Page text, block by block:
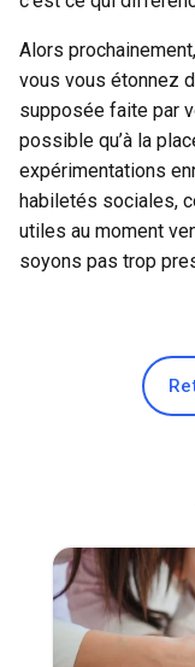
Alors
vous vous étonnez
supposée faite par
possible qu’à la
expérimentations
habiletés sociales,
utiles au moment
soyons pas trop